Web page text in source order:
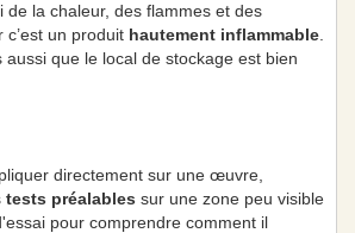
de la chaleur, des flammes et des
c’est un produit hautement inflammable
aussi que le local de stockage est bien
directement sur une œuvre,
tests préalables sur une zone peu visible
pour comprendre comment il